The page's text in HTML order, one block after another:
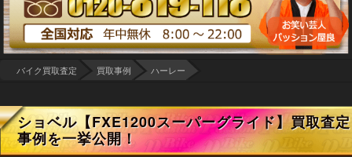
バイク買取査定 買取事例 ハーレー
ショベル【FXE1200スーパーグライド】買取査定
事例を一挙公開！